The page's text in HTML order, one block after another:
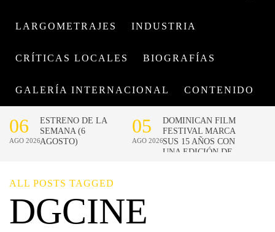
LARGOMETRAJES INDUSTRIA
CRÍTICAS LOCALES BIOGRAFÍAS
GALERÍA INTERNACIONAL CONTENIDO
ALL POSTS TAGGED
DGCINE